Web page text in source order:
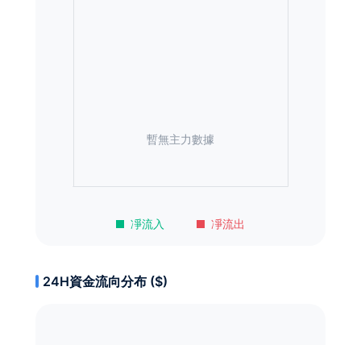
凈流入 凈流出
暫無主力數據
24H資金流向分布 ($)